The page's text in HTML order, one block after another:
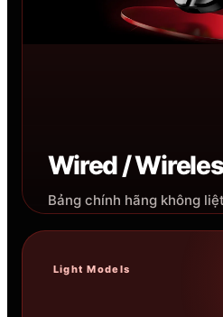
Wired /
Bảng chính hãng không
Light Models